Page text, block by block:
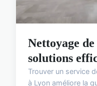
Nettoyage
solutions
Trouver un service
à Lyon améliore la